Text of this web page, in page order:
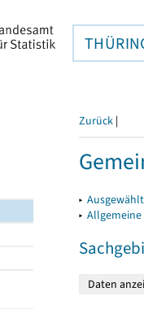
Zurück |
▸
▸